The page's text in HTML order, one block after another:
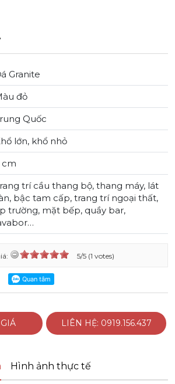
Granite
đỏ
Quốc
lớn, khổ nhỏ
cm
trí cầu thang bộ, thang máy, lát
bậc tam cấp, trang trí ngoại thất,
trường, mặt bếp, quầy bar,
5/5 (1 votes)
LIÊN HỆ: 0919.156.437
Hình ảnh thực tế